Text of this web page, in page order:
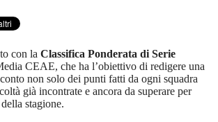
con la Classifica Ponderata di Serie
CEAE, che ha l’obiettivo di redigere una
non solo dei punti fatti da ogni squadra
già incontrate e ancora da superare per
stagione.